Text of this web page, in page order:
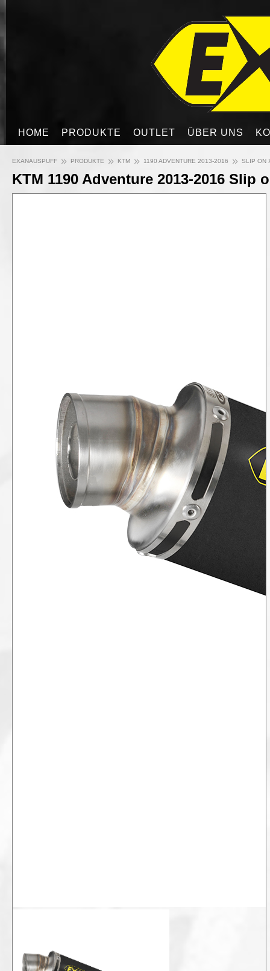
HOME PRODUKTE OUTLET ÜBER UNS
EXANAUSPUFF » PRODUKTE » KTM » 1190 ADVENTURE 2013-2016 » SLIP ON
KTM 1190 Adventure 2013-2016 Slip